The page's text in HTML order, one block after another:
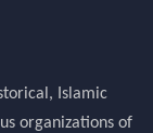
Islamic
organizations of